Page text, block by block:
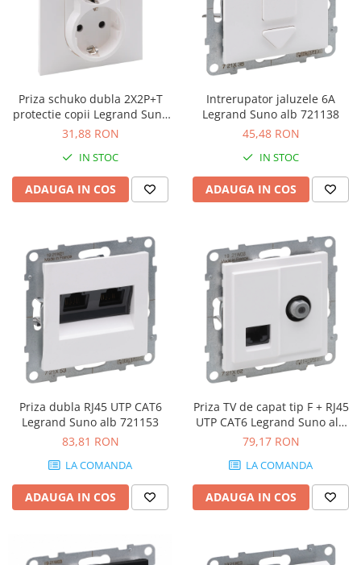
Priza schuko dubla 2X2P+T
protectie copii Legrand Suno
alb 721126
31,88 RON
IN STOC
ADAUGA IN COS
Intrerupator jaluzele 6A
Legrand Suno alb 721138
45,48 RON
IN STOC
ADAUGA IN COS
Priza dubla RJ45 UTP CAT6
Legrand Suno alb 721153
83,81 RON
LA COMANDA
ADAUGA IN COS
Priza TV de capat tip F + RJ45
UTP CAT6 Legrand Suno alb
721162
79,17 RON
LA COMANDA
ADAUGA IN COS